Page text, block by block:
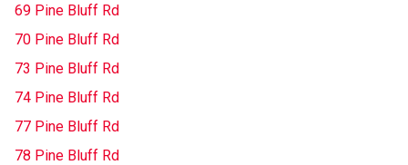
69 Pine Bluff Rd
70 Pine Bluff Rd
73 Pine Bluff Rd
74 Pine Bluff Rd
77 Pine Bluff Rd
78 Pine Bluff Rd